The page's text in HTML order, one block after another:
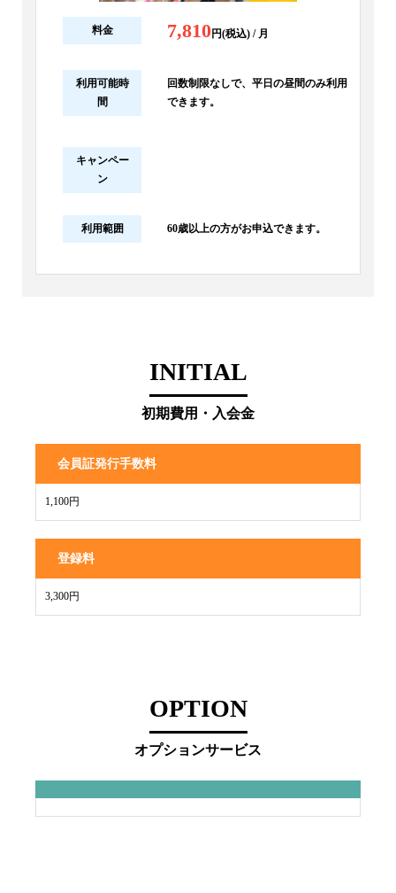
料金 7,810円(税込) / 月
利用可能時
間
回数制限なしで、平日の昼間のみ利用
できます。
キャンペー
ン
利用範囲 60歳以上の方がお申込できます。
INITIAL
初期費用・入会金
会員証発行手数料
1,100円
登録料
3,300円
OPTION
オプションサービス